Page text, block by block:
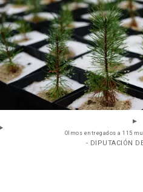
Olmos entregados a 115
- DIPUTACIÓN